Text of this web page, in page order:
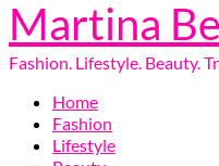
Martina
Fashion. Lifestyle. Beauty.
Home
Fashion
Lifestyle